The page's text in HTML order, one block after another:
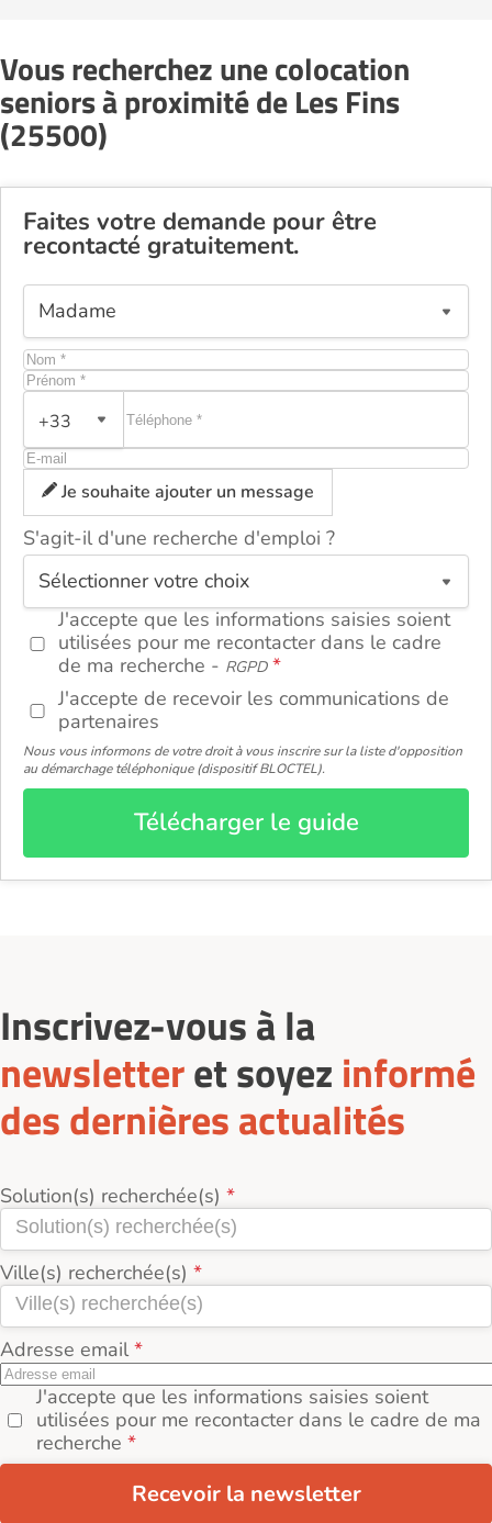
Vous recherchez une colocation
seniors à proximité de Les Fins
(25500)
Faites votre demande pour être
recontacté gratuitement.
+33
Je souhaite ajouter un message
S'agit-il d'une recherche d'emploi ?
J'accepte que les informations saisies soient
utilisées pour me recontacter dans le cadre
de ma recherche - RGPD
J'accepte de recevoir les communications de
partenaires
Nous vous informons de votre droit à vous inscrire sur la liste d'opposition
au démarchage téléphonique (dispositif BLOCTEL).
Télécharger le guide
ou
Inscrivez-vous à la
newsletteret soyez informé
des dernières actualités
Solution(s) recherchée(s)
Ville(s) recherchée(s)
Adresse email
J'accepte que les informations saisies soient
utilisées pour me recontacter dans le cadre de ma
recherche
Recevoir la newsletter